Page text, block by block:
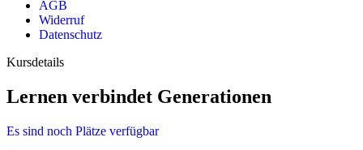
AGB
Widerruf
Datenschutz
Kursdetails
Lernen verbindet Generationen
Es sind noch Plätze verfügbar